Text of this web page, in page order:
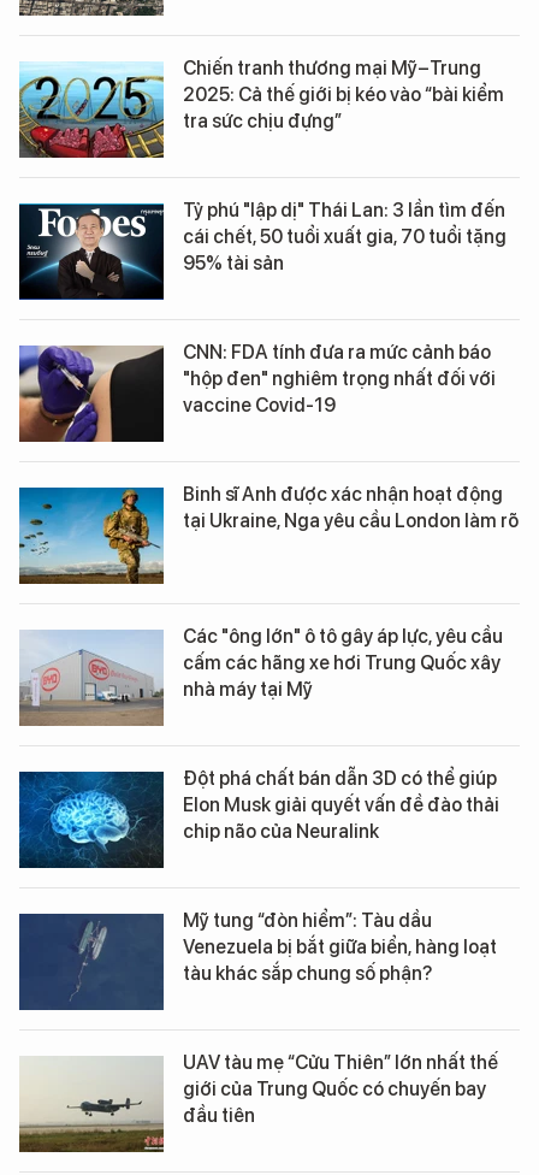
Chiến tranh thương mại Mỹ–Trung
2025: Cả thế giới bị kéo vào “bài kiểm
tra sức chịu đựng”
Tỷ phú "lập dị" Thái Lan: 3 lần tìm đến
cái chết, 50 tuổi xuất gia, 70 tuổi tặng
95% tài sản
CNN: FDA tính đưa ra mức cảnh báo
"hộp đen" nghiêm trọng nhất đối với
vaccine Covid-19
Binh sĩ Anh được xác nhận hoạt động
tại Ukraine, Nga yêu cầu London làm rõ
Các "ông lớn" ô tô gây áp lực, yêu cầu
cấm các hãng xe hơi Trung Quốc xây
nhà máy tại Mỹ
Đột phá chất bán dẫn 3D có thể giúp
Elon Musk giải quyết vấn đề đào thải
chip não của Neuralink
Mỹ tung “đòn hiểm”: Tàu dầu
Venezuela bị bắt giữa biển, hàng loạt
tàu khác sắp chung số phận?
UAV tàu mẹ “Cửu Thiên” lớn nhất thế
giới của Trung Quốc có chuyến bay
đầu tiên